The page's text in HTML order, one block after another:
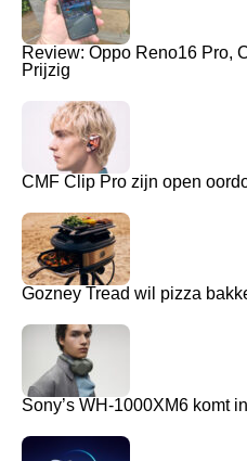
Review: Oppo Reno16 Pro,
Prijzig
CMF Clip Pro zijn open
Gozney Tread wil pizza
Sony’s WH-1000XM6 komt